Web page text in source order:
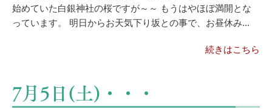
始めていた白銀神社の桜ですが～～ もうはやほぼ満開とな
っています。 明日からお天気下り坂との事で、お昼休み...
続きはこちら
7月5日(土)・・・